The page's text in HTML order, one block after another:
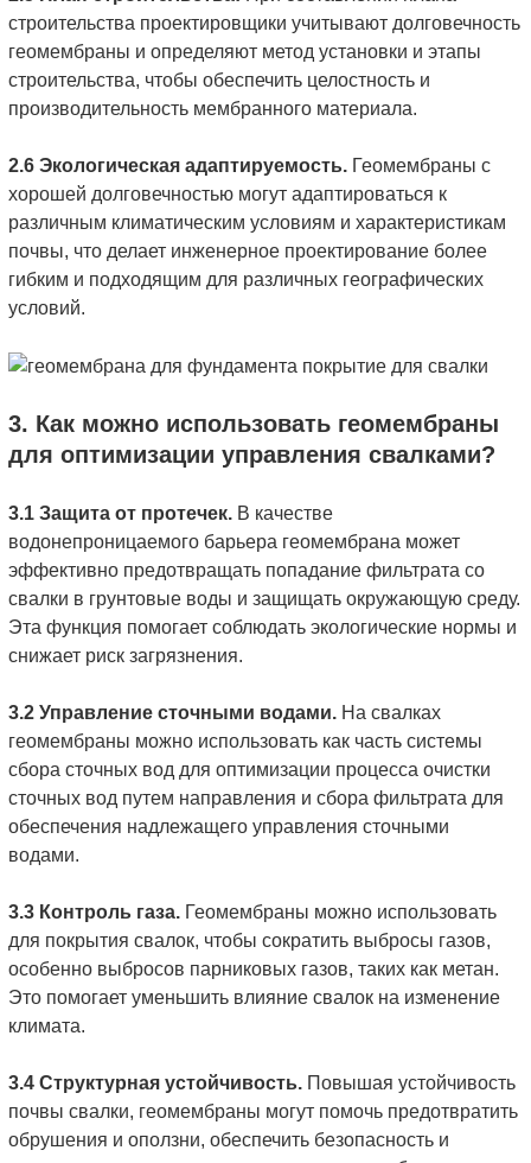
строительства проектировщики учитывают долговечность
геомембраны и определяют метод установки и этапы
строительства, чтобы обеспечить целостность и
производительность мембранного материала.
2.6 Экологическая адаптируемость. Геомембраны с
хорошей долговечностью могут адаптироваться к
различным климатическим условиям и характеристикам
почвы, что делает инженерное проектирование более
гибким и подходящим для различных географических
условий.
3. Как можно использовать геомембраны
для оптимизации управления свалками?
3.1 Защита от протечек. В качестве
водонепроницаемого барьера геомембрана может
эффективно предотвращать попадание фильтрата со
свалки в грунтовые воды и защищать окружающую среду.
Эта функция помогает соблюдать экологические нормы и
снижает риск загрязнения.
3.2 Управление сточными водами. На свалках
геомембраны можно использовать как часть системы
сбора сточных вод для оптимизации процесса очистки
сточных вод путем направления и сбора фильтрата для
обеспечения надлежащего управления сточными
водами.
3.3 Контроль газа. Геомембраны можно использовать
для покрытия свалок, чтобы сократить выбросы газов,
особенно выбросов парниковых газов, таких как метан.
Это помогает уменьшить влияние свалок на изменение
климата.
3.4 Структурная устойчивость. Повышая устойчивость
почвы свалки, геомембраны могут помочь предотвратить
обрушения и оползни, обеспечить безопасность и